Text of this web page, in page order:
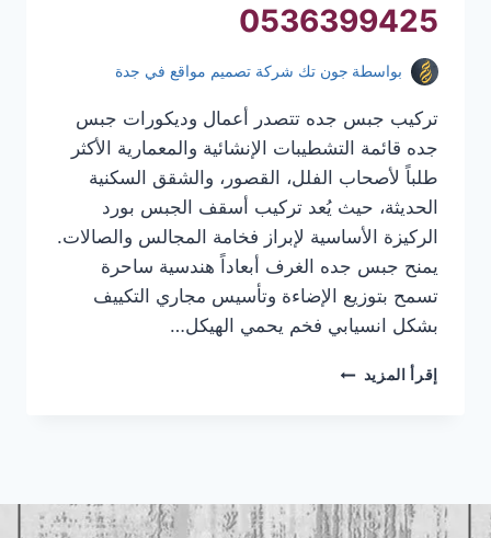
0536399425
بواسطة جون تك شركة تصميم مواقع في جدة
تركيب جبس جده تتصدر أعمال وديكورات جبس
جده قائمة التشطيبات الإنشائية والمعمارية الأكثر
طلباً لأصحاب الفلل، القصور، والشقق السكنية
الحديثة، حيث يُعد تركيب أسقف الجبس بورد
الركيزة الأساسية لإبراز فخامة المجالس والصالات.
يمنح جبس جده الغرف أبعاداً هندسية ساحرة
تسمح بتوزيع الإضاءة وتأسيس مجاري التكييف
بشكل انسيابي فخم يحمي الهيكل…
إقرأ المزيد تركيب
جده
|